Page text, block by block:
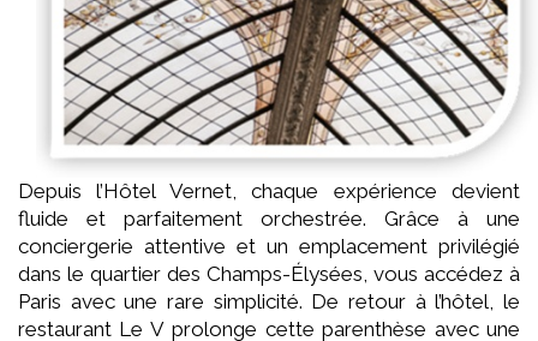
Depuis l’Hôtel Vernet, chaque expérience devient
fluide et parfaitement orchestrée. Grâce à une
conciergerie attentive et un emplacement privilégié
dans le quartier des Champs-Élysées, vous accédez à
Paris avec une rare simplicité. De retour à l’hôtel, le
restaurant Le V prolonge cette parenthèse avec une